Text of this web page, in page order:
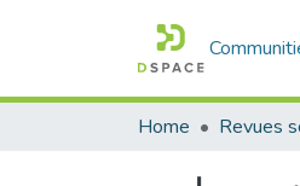
Home Revues